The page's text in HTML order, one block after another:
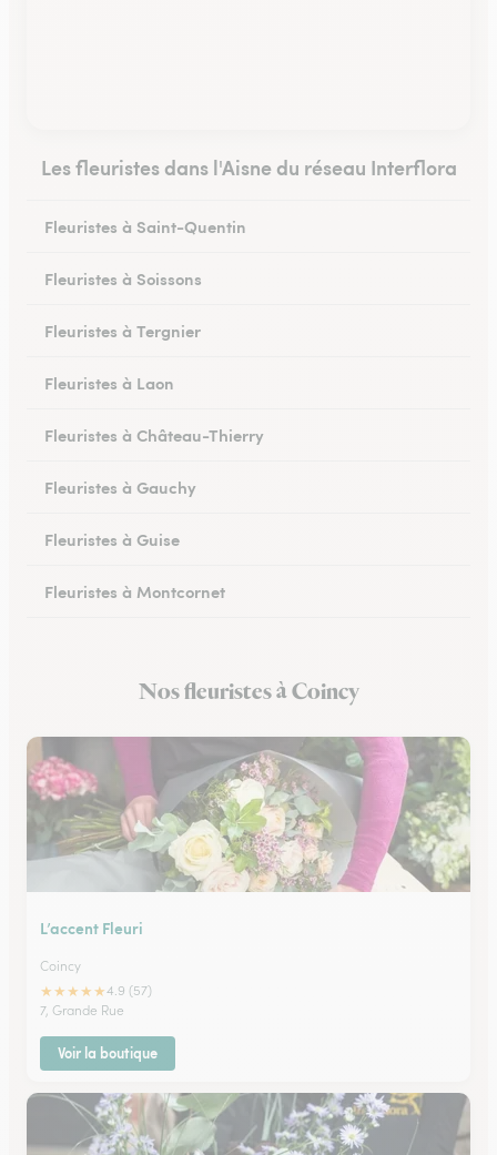
Les fleuristes dans l'Aisne du réseau Interflora
Fleuristes à Saint-Quentin
Fleuristes à Soissons
Fleuristes à Tergnier
Fleuristes à Laon
Fleuristes à Château-Thierry
Fleuristes à Gauchy
Fleuristes à Guise
Fleuristes à Montcornet
Fleuristes à ChaunyNos fleuristes à Coincy
L’accent Fleuri
Coincy
★★★★★4.9 (57)
7, Grande Rue
Voir la boutique